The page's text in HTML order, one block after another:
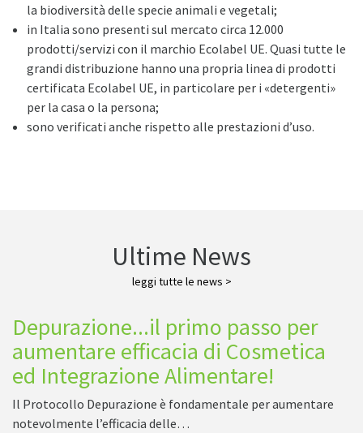
la biodiversità delle specie animali e vegetali;
in Italia sono presenti sul mercato circa 12.000
prodotti/servizi con il marchio Ecolabel UE. Quasi tutte le
grandi distribuzione hanno una propria linea di prodotti
certificata Ecolabel UE, in particolare per i «detergenti»
per la casa o la persona;
sono verificati anche rispetto alle prestazioni d’uso.
Ultime News
leggi tutte le news >
Depurazione...il primo passo per
aumentare efficacia di Cosmetica
ed Integrazione Alimentare!
Il Protocollo Depurazione è fondamentale per aumentare
notevolmente l’efficacia delle…